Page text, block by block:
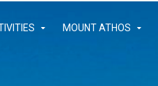
MOUNT ATHOS